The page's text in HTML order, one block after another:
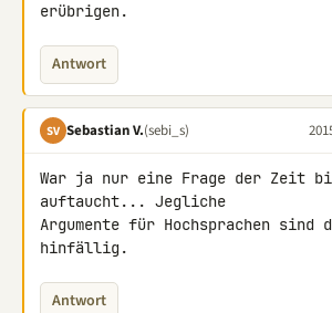
erübrigen.
Antwort
SV Sebastian V.(sebi_s)
War ja nur eine Frage der Zeit
auftaucht... Jegliche
Argumente für Hochsprachen sind
hinfällig.
Antwort